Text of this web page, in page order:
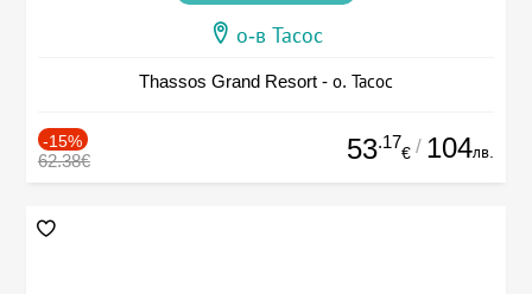
о-в Тасос
Thassos Grand Resort - о. Тасос
-15%
62.38€ 53.17
€ / 104лв.